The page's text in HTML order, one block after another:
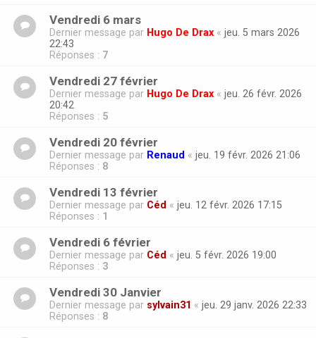
Vendredi 6 mars
Dernier message par Hugo De Drax « jeu. 5 mars 2026
22:43
Réponses : 7
Vendredi 27 février
Dernier message par Hugo De Drax « jeu. 26 févr. 2026
20:42
Réponses : 5
Vendredi 20 février
Dernier message par Renaud « jeu. 19 févr. 2026 21:06
Réponses : 8
Vendredi 13 février
Dernier message par Céd « jeu. 12 févr. 2026 17:15
Réponses : 1
Vendredi 6 février
Dernier message par Céd « jeu. 5 févr. 2026 19:00
Réponses : 3
Vendredi 30 Janvier
Dernier message par sylvain31 « jeu. 29 janv. 2026 22:33
Réponses : 8